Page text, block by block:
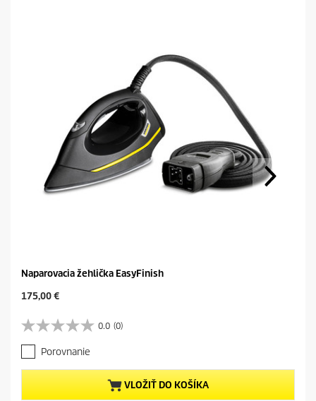
Naparovacia žehlička EasyFinish
C
r
e
n
t
p
r
175,00 €
0.0 (0)
0
.
0
z
5
h
Porovnanie
VLOŽIŤ DO KOŠÍKA